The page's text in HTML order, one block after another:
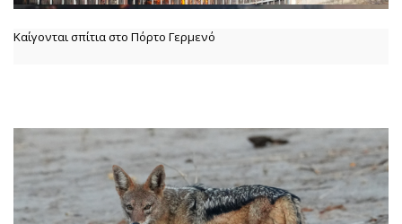
Καίγονται σπίτια στο Πόρτο Γερμενό